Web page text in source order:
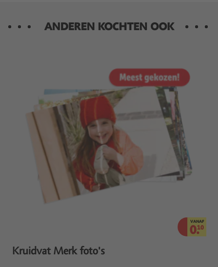
ANDEREN KOCHTEN OOK
VANAF
0.10
Kruidvat Merk foto's